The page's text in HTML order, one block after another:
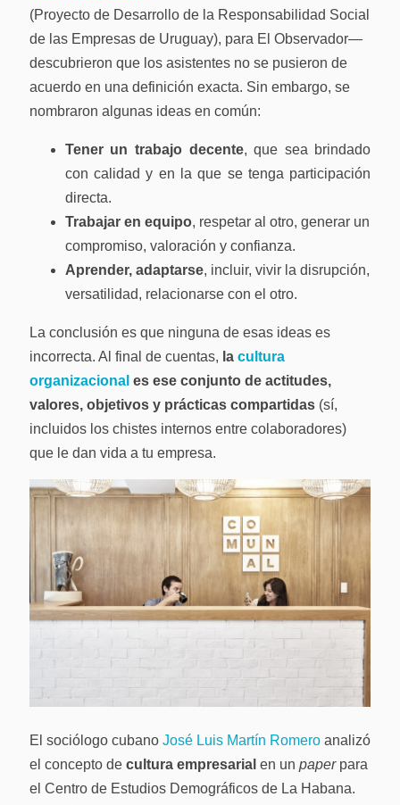
(Proyecto de Desarrollo de la Responsabilidad Social
de las Empresas de Uruguay), para El Observador—
descubrieron que los asistentes no se pusieron de
acuerdo en una definición exacta. Sin embargo, se
nombraron algunas ideas en común:
Tener un trabajo decente, que sea brindado
con calidad y en la que se tenga participación
directa.
Trabajar en equipo, respetar al otro, generar un
compromiso, valoración y confianza.
Aprender, adaptarse, incluir, vivir la disrupción,
versatilidad, relacionarse con el otro.
La conclusión es que ninguna de esas ideas es
incorrecta. Al final de cuentas, la cultura
organizacional es ese conjunto de actitudes,
valores, objetivos y prácticas compartidas(sí,
incluidos los chistes internos entre colaboradores)
que le dan vida a tu empresa.
El sociólogo cubano José Luis Martín Romeroanalizó
el concepto de cultura empresarial en un paperpara
el Centro de Estudios Demográficos de La Habana.